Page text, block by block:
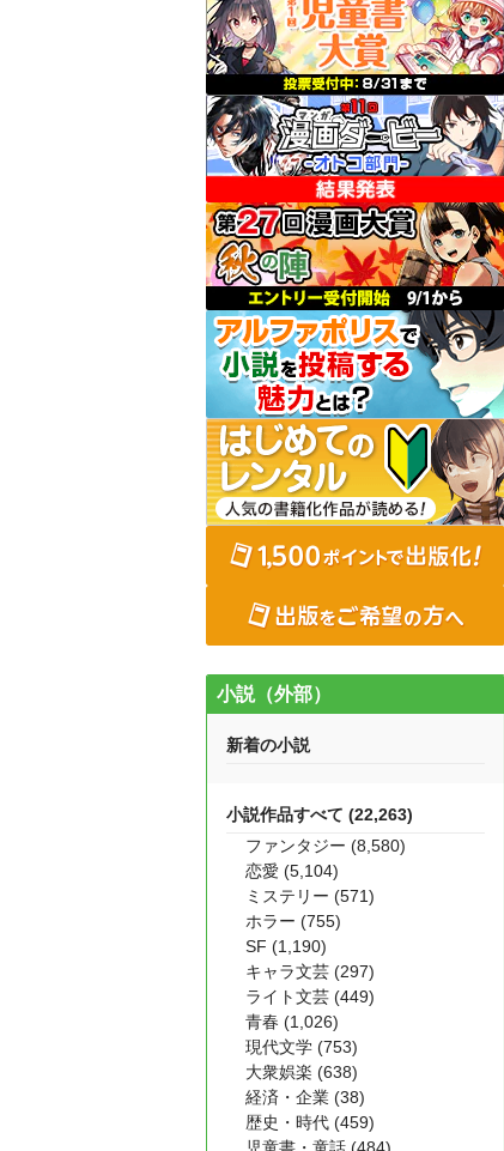
小説（外部）
新着の小説
小説作品すべて (22,263)
ファンタジー (8,580)
恋愛 (5,104)
ミステリー (571)
ホラー (755)
SF (1,190)
キャラ文芸 (297)
ライト文芸 (449)
青春 (1,026)
現代文学 (753)
大衆娯楽 (638)
経済・企業 (38)
歴史・時代 (459)